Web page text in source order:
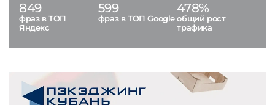
849
фраз в ТОП
Яндекс
599
фраз в ТОП Google
478%
общий рост
трафика